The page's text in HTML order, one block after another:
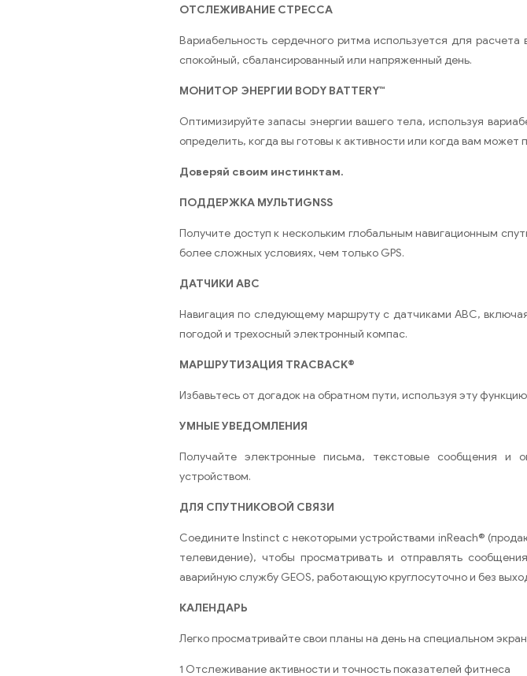
ОТСЛЕЖИВАНИЕ СТРЕССА
Вариабельность сердечного ритма используется для
спокойный, сбалансированный или напряженный день.
МОНИТОР ЭНЕРГИИ BODY BATTERY™
Оптимизируйте запасы энергии вашего тела, используя
определить, когда вы готовы к активности или когда вам может
Доверяй своим инстинктам.
ПОДДЕРЖКА МУЛЬТИGNSS
Получите доступ к нескольким глобальным навигационным
более сложных условиях, чем только GPS.
ДАТЧИКИ АВС
Навигация по следующему маршруту с датчиками ABC,
погодой и трехосный электронный компас.
МАРШРУТИЗАЦИЯ TRACBACK®
Избавьтесь от догадок на обратном пути, используя эту
УМНЫЕ УВЕДОМЛЕНИЯ
Получайте электронные письма, текстовые сообщения
устройством.
ДЛЯ СПУТНИКОВОЙ СВЯЗИ
Соедините Instinct с некоторыми устройствами inReach®
телевидение), чтобы просматривать и отправлять
аварийную службу GEOS, работающую круглосуточно и без
КАЛЕНДАРЬ
Легко просматривайте свои планы на день на специальном
1 Отслеживание активности и точность показателей фитнеса